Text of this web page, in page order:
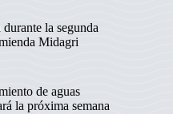
la segunda
Midagri
de aguas
la próxima semana